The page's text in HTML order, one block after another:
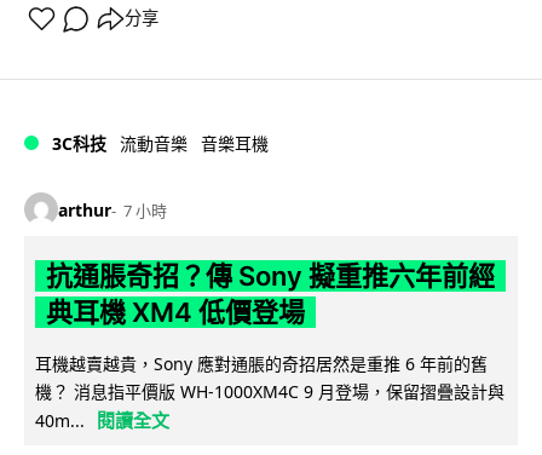
分享
3C科技 流動音樂 音樂耳機
arthur 7 小時
抗通脹奇招？傳 Sony 擬重推六年前經
典耳機 XM4 低價登場
耳機越賣越貴，Sony 應對通脹的奇招居然是重推 6 年前的舊
機？ 消息指平價版 WH-1000XM4C 9 月登場，保留摺疊設計與
40m...
閱讀全文